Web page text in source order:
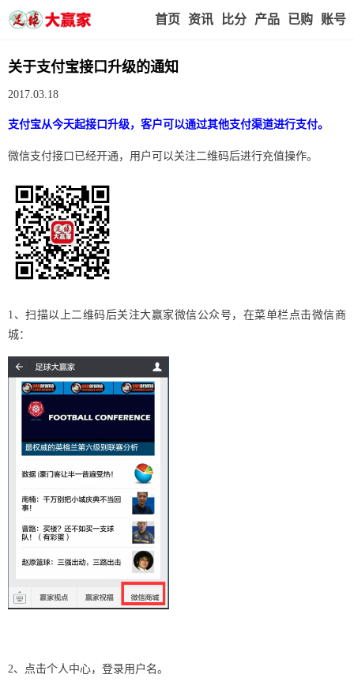
首页 赢家视点赛事比分实战版入口
我的
关于支付宝接口升级的通知
2017.03.18
支付宝从今天起接口升级，客户可以通过其他支付渠道进行支付。
微信支付接口已经开通，用户可以关注二维码后进行充值操作。
1、扫描以上二维码后关注大赢家微信公众号，在菜单栏点击微信商
城：
2、点击个人中心，登录用户名。